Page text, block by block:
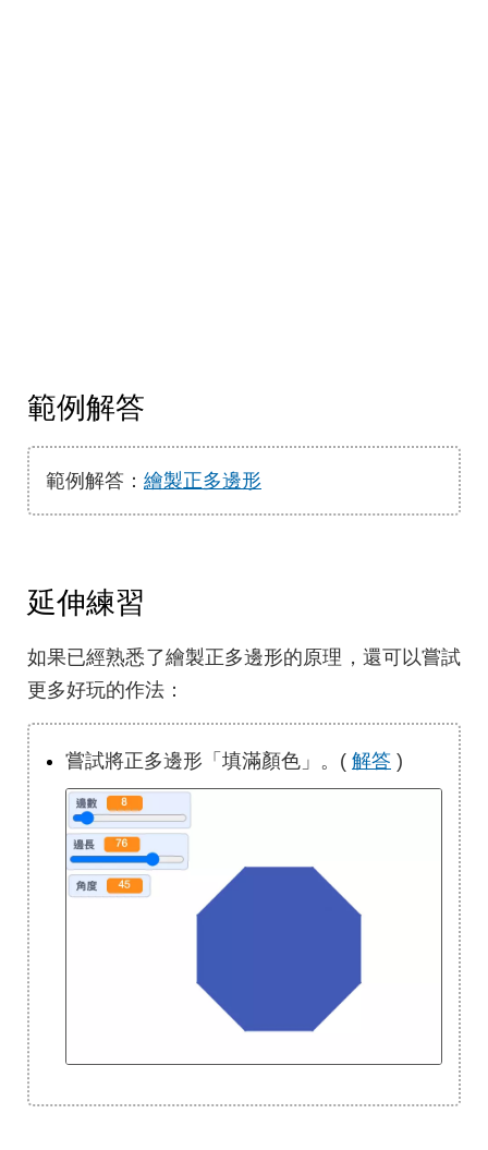
範例解答
範例解答： 繪製正多邊形
延伸練習
如果已經熟悉了繪製正多邊形的原理，還可以嘗試
更多好玩的作法：
嘗試將正多邊形「填滿顏色」。( 解答 )